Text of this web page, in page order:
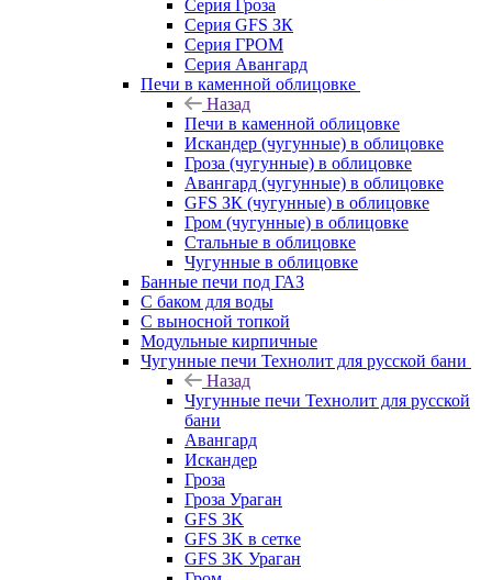
Серия Гроза
Серия GFS ЗК
Серия ГРОМ
Серия Авангард
Печи в каменной облицовке
Назад
Печи в каменной облицовке
Искандер (чугунные) в облицовке
Гроза (чугунные) в облицовке
Авангард (чугунные) в облицовке
GFS ЗК (чугунные) в облицовке
Гром (чугунные) в облицовке
Стальные в облицовке
Чугунные в облицовке
Банные печи под ГАЗ
С баком для воды
С выносной топкой
Модульные кирпичные
Чугунные печи Технолит для русской бани
Назад
Чугунные печи Технолит для русской
бани
Авангард
Искандер
Гроза
Гроза Ураган
GFS 3K
GFS 3K в сетке
GFS 3K Ураган